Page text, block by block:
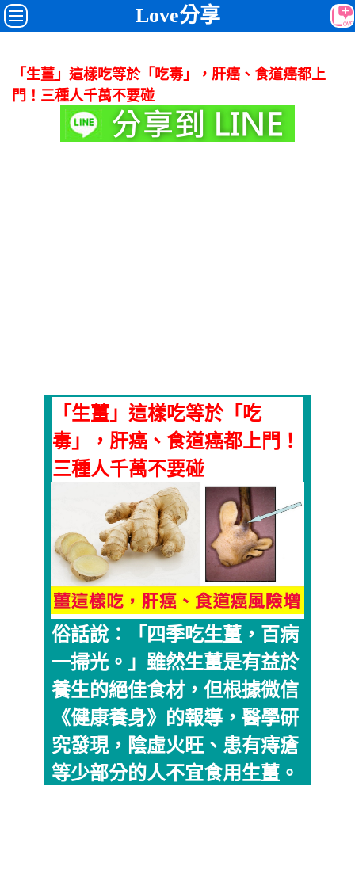
Love分享
「生薑」這樣吃等於「吃毒」，肝癌、食道癌都上
門！三種人千萬不要碰
「生薑」這樣吃等於「吃
毒」，肝癌、食道癌都上門！
三種人千萬不要碰
俗話說：「四季吃生薑，百病
一掃光。」雖然生薑是有益於
養生的絕佳食材，但根據微信
《健康養身》的報導，醫學研
究發現，陰虛火旺、患有痔瘡
等少部分的人不宜食用生薑。